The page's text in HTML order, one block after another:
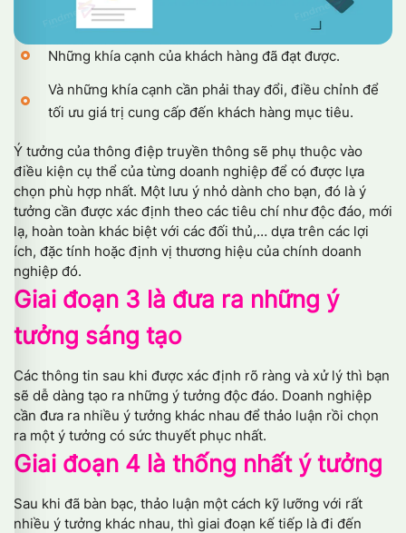
Những khía cạnh của khách hàng đã đạt được.
Và những khía cạnh cần phải thay đổi, điều chỉnh để
tối ưu giá trị cung cấp đến khách hàng mục tiêu.
Ý tưởng của thông điệp truyền thông sẽ phụ thuộc vào
điều kiện cụ thể của từng doanh nghiệp để có được lựa
chọn phù hợp nhất. Một lưu ý nhỏ dành cho bạn, đó là ý
tưởng cần được xác định theo các tiêu chí như độc đáo, mới
lạ, hoàn toàn khác biệt với các đối thủ,… dựa trên các lợi
ích, đặc tính hoặc định vị thương hiệu của chính doanh
nghiệp đó.
Giai đoạn 3 là đưa ra những ý
tưởng sáng tạo
Các thông tin sau khi được xác định rõ ràng và xử lý thì bạn
sẽ dễ dàng tạo ra những ý tưởng độc đáo. Doanh nghiệp
cần đưa ra nhiều ý tưởng khác nhau để thảo luận rồi chọn
ra một ý tưởng có sức thuyết phục nhất.
Giai đoạn 4 là thống nhất ý tưởng
Sau khi đã bàn bạc, thảo luận một cách kỹ lưỡng với rất
nhiều ý tưởng khác nhau, thì giai đoạn kế tiếp là đi đến